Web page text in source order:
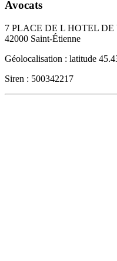
Avocats
7 PLACE DE L HOTEL
42000 Saint-Étienne
Géolocalisation : latitude
Siren : 500342217